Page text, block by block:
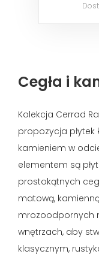
Cegła i
Kolekcja Cerrad
propozycja płytek
kamieniem w
elementem są
prostokątnych
matową,
mrozoodpornych
wnętrzach, aby
klasycznym,